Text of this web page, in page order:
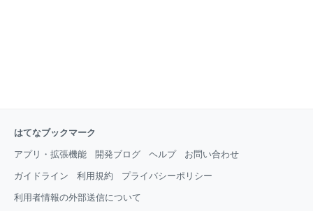
はてなブックマーク
アプリ・拡張機能 開発ブログ ヘルプ お問い合わせ
ガイドライン 利用規約 プライバシーポリシー
利用者情報の外部送信について